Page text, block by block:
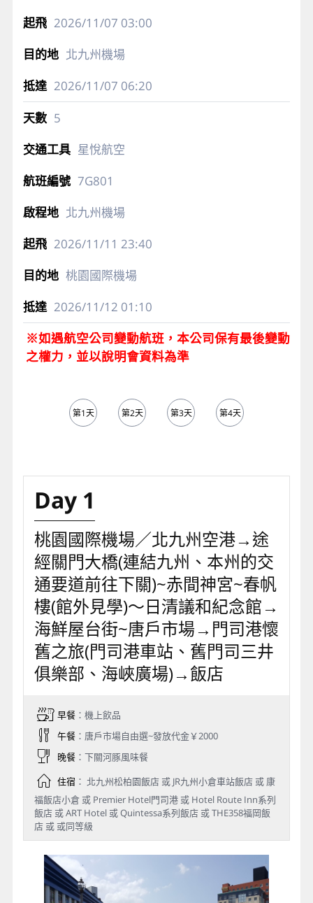
2026/11/07 03:00
北九州機場
2026/11/07 06:20
5
星悅航空
7G801
北九州機場
2026/11/11 23:40
桃園國際機場
2026/11/12 01:10
※如遇航空公司變動航班，本公司保有最後變動
之權力，並以說明會資料為準
第1天 第2天 第3天 第4天
Day 1
桃園國際機場／北九州空港→途
經關門大橋(連結九州、本州的交
通要道前往下關)~赤間神宮~春帆
樓(館外見學)～日清議和紀念館→
海鮮屋台街~唐戶市場→門司港懷
舊之旅(門司港車站、舊門司三井
俱樂部、海峽廣場)→飯店
早餐：機上飲品
午餐：唐戶市場自由選~發放代金￥2000
晚餐：下關河豚風味餐
住宿： 北九州松柏園飯店 或 JR九州小倉車站飯店 或 康
福飯店小倉 或 Premier Hotel門司港 或 Hotel Route Inn系列
飯店 或 ART Hotel 或 Quintessa系列飯店 或 THE358福岡飯
店 或 或同等級